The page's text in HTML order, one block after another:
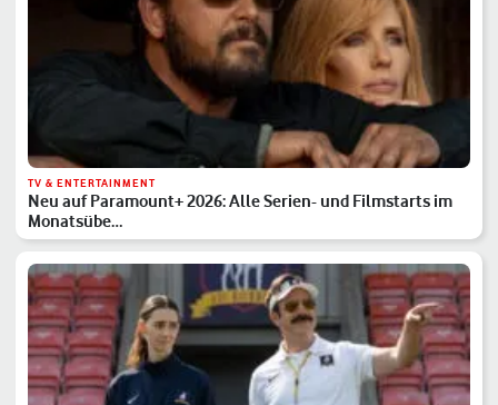
TV & ENTERTAINMENT
Neu auf Paramount+ 2026: Alle Serien- und Filmstarts im
Monatsübe…